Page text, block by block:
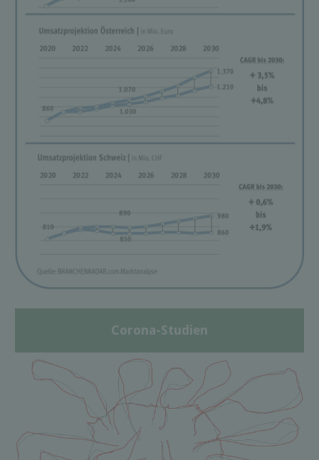
Corona-Studien